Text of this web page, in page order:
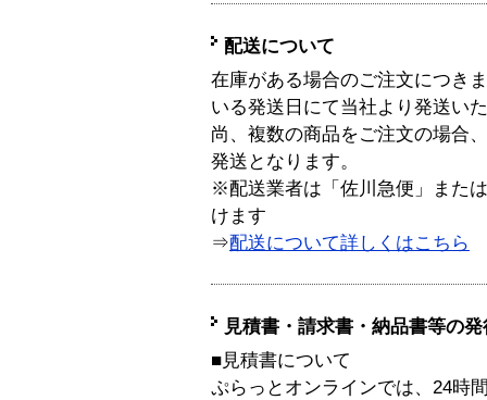
配送について
在庫がある場合のご注文につき
いる発送日にて当社より発送い
尚、複数の商品をご注文の場合
発送となります。
※配送業者は「佐川急便」また
けます
⇒配送について詳しくはこちら
見積書・請求書・納品書等の
■見積書について
ぷらっとオンラインでは、24時